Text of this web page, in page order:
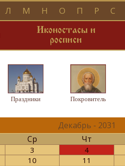
Л М Н О П Р С
Иконостасы и
росписи
Праздники Покровитель
Декабрь - 2031
Ср Чт
3 4
10 11